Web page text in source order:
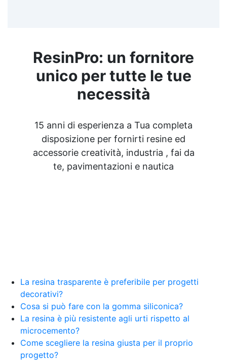
ResinPro: un fornitore
unico per tutte le tue
necessità
15 anni di esperienza a Tua completa
disposizione per fornirti resine ed
accessorie creatività, industria , fai da
te, pavimentazioni e nautica
La resina trasparente è preferibile per progetti
decorativi?
Cosa si può fare con la gomma siliconica?
La resina è più resistente agli urti rispetto al
microcemento?
Come scegliere la resina giusta per il proprio
progetto?